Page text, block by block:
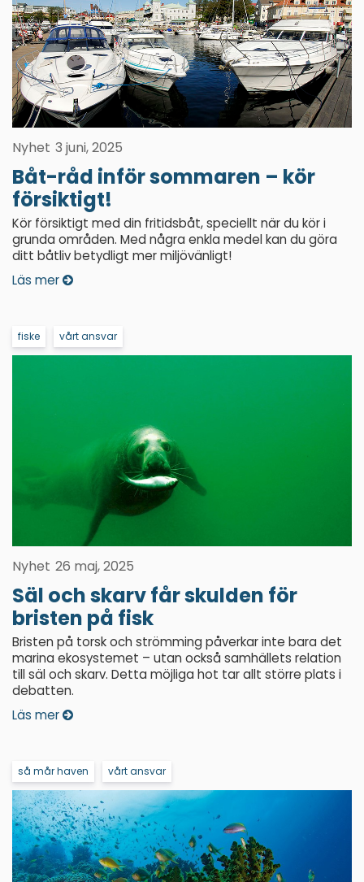
Nyhet 3 juni, 2025
Båt-råd inför sommaren – kör
försiktigt!
Kör försiktigt med din fritidsbåt, speciellt när du kör i
grunda områden. Med några enkla medel kan du göra
ditt båtliv betydligt mer miljövänligt!
Läs mer
fiske vårt ansvar
Nyhet 26 maj, 2025
Säl och skarv får skulden för
bristen på fisk
Bristen på torsk och strömming påverkar inte bara det
marina ekosystemet – utan också samhällets relation
till säl och skarv. Detta möjliga hot tar allt större plats i
debatten.
Läs mer
så mår haven vårt ansvar